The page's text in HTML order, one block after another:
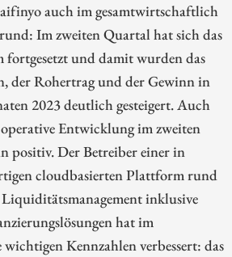
auch im gesamtwirtschaftlich
Im zweiten Quartal hat sich das
und damit wurden das
der Rohertrag und der Gewinn in
2023 deutlich gesteigert. Auch
Entwicklung im zweiten
positiv. Der Betreiber einer in
cloudbasierten Plattform rund
inklusive
hat im
Kennzahlen verbessert: das